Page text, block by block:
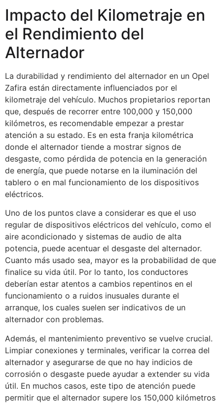
Impacto del Kilometraje en
el Rendimiento del
Alternador
La durabilidad y rendimiento del alternador en un Opel
Zafira están directamente influenciados por el
kilometraje del vehículo. Muchos propietarios reportan
que, después de recorrer entre 100,000 y 150,000
kilómetros, es recomendable empezar a prestar
atención a su estado. Es en esta franja kilométrica
donde el alternador tiende a mostrar signos de
desgaste, como pérdida de potencia en la generación
de energía, que puede notarse en la iluminación del
tablero o en mal funcionamiento de los dispositivos
eléctricos.
Uno de los puntos clave a considerar es que el uso
regular de dispositivos eléctricos del vehículo, como el
aire acondicionado y sistemas de audio de alta
potencia, puede acentuar el desgaste del alternador.
Cuanto más usado sea, mayor es la probabilidad de que
finalice su vida útil. Por lo tanto, los conductores
deberían estar atentos a cambios repentinos en el
funcionamiento o a ruidos inusuales durante el
arranque, los cuales suelen ser indicativos de un
alternador con problemas.
Además, el mantenimiento preventivo se vuelve crucial.
Limpiar conexiones y terminales, verificar la correa del
alternador y asegurarse de que no hay indicios de
corrosión o desgaste puede ayudar a extender su vida
útil. En muchos casos, este tipo de atención puede
permitir que el alternador supere los 150,000 kilómetros